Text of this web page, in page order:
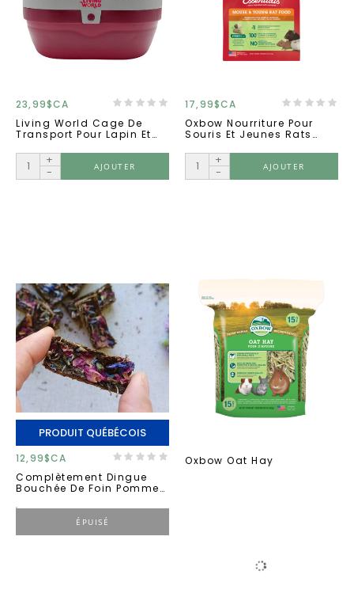
23,99$CA
Living World Cage De
Transport Pour Lapin Et
+
-
AJOUTER
17,99$CA
Oxbow Nourriture Pour
Souris Et Jeunes Rats
+
-
AJOUTER
PRODUIT QUÉBÉCOIS
12,99$CA
Complètement Dingue
Bouchée De Foin Pommes
ÉPUISÉ
Oxbow Oat Hay